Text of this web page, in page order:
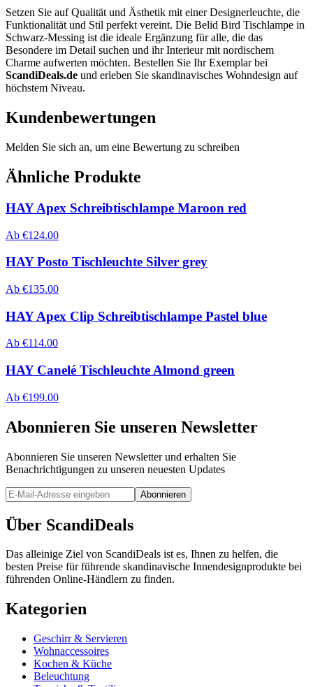
Setzen Sie auf Qualität und Ästhetik mit einer Designerleuchte, die
Funktionalität und Stil perfekt vereint. Die Belid Bird Tischlampe in
Schwarz-Messing ist die ideale Ergänzung für alle, die das
Besondere im Detail suchen und ihr Interieur mit nordischem
Charme aufwerten möchten. Bestellen Sie Ihr Exemplar bei
ScandiDeals.de und erleben Sie skandinavisches Wohndesign auf
höchstem Niveau.
Kundenbewertungen
Melden Sie sich an, um eine Bewertung zu schreiben
Ähnliche Produkte
HAY Apex Schreibtischlampe Maroon red
Ab €124.00
HAY Posto Tischleuchte Silver grey
Ab €135.00
HAY Apex Clip Schreibtischlampe Pastel blue
Ab €114.00
HAY Canelé Tischleuchte Almond green
Ab €199.00
Abonnieren Sie unseren Newsletter
Abonnieren Sie unseren Newsletter und erhalten Sie
Benachrichtigungen zu unseren neuesten Updates
Abonnieren
Über ScandiDeals
Das alleinige Ziel von ScandiDeals ist es, Ihnen zu helfen, die
besten Preise für führende skandinavische Innendesignprodukte bei
führenden Online-Händlern zu finden.
Kategorien
Geschirr & Servieren
Wohnaccessoires
Kochen & Küche
Beleuchtung